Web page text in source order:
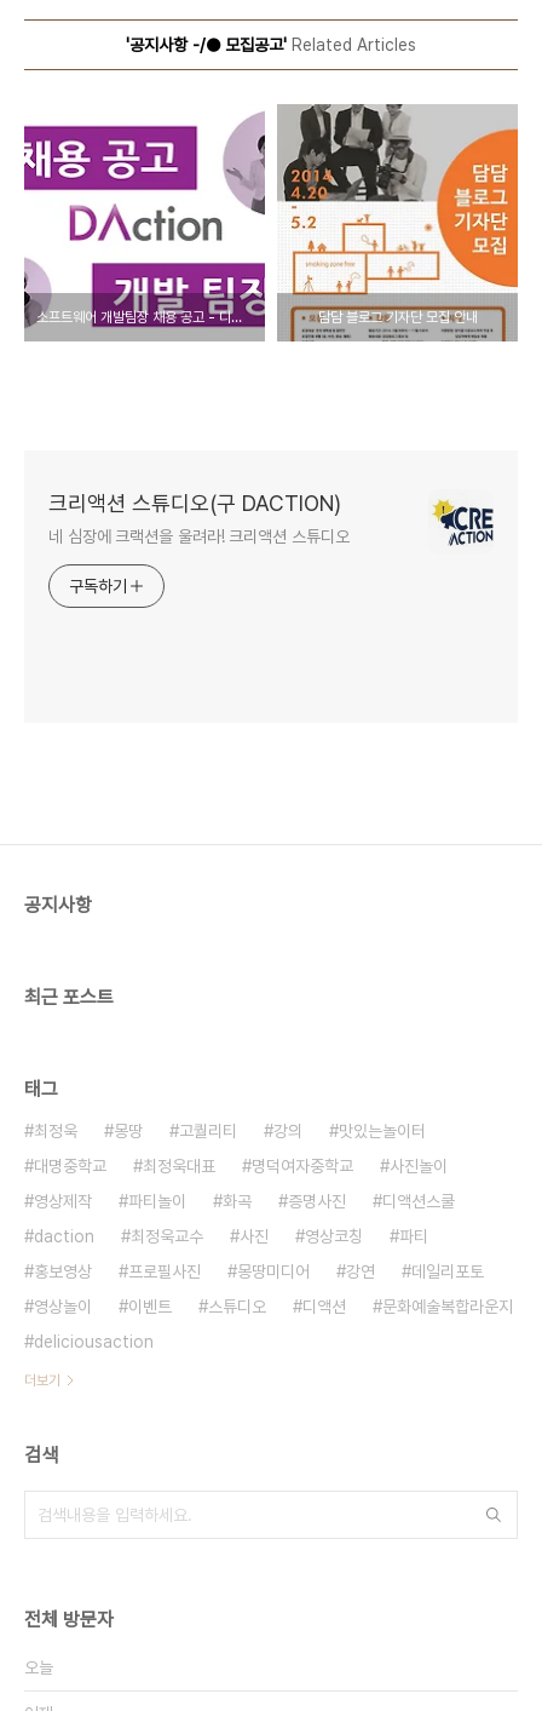
'공지사항 -/● 모집공고' Related Articles
소프트웨어 개발팀장 채용 공고 - 디액션 담담 블로그 기자단 모집 안내
크리액션 스튜디오(구 DACTION)
네 심장에 크랙션을 울려라! 크리액션 스튜디오
구독하기
공지사항
최근 포스트
태그
최정욱 몽땅 고퀄리티 강의
맛있는놀이터
대명중학교
최정욱대표 명덕여자중학교
사진놀이
영상제작
파티놀이 화곡 증명사진
디액션스쿨
daction
최정욱교수 사진 영상코칭
파티
홍보영상
프로필사진 몽땅미디어 강연
데일리포토
영상놀이
이벤트 스튜디오 디액션
문화예술복합라운지
deliciousaction
더보기
검색
전체 방문자
오늘